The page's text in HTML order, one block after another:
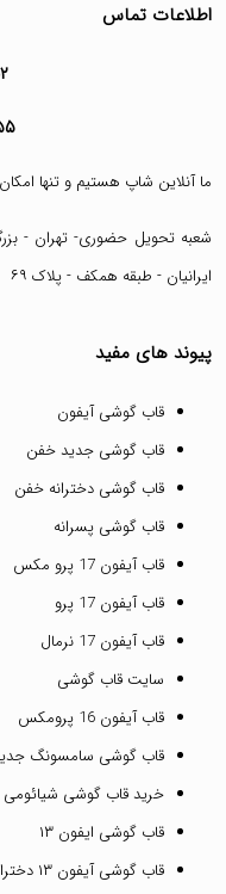
اطلاعات تماس
ما آنلاین شاپ هستیم و تنها
شعبه تحویل حضوری- تهران -
ایرانیان - طبقه همکف - پلاک ۶۹
پیوند های مفید
قاب گوشی آیفون
قاب گوشی جدید خفن
قاب گوشی دخترانه خفن
قاب گوشی پسرانه
قاب آیفون 17 پرو مکس
قاب آیفون 17 پرو
قاب آیفون 17 نرمال
سایت قاب گوشی
قاب آیفون 16 پرومکس
قاب گوشی سامسونگ
خرید قاب گوشی شیائومی
قاب گوشی ایفون ۱۳
قاب گوشی آیفون ۱۳ دخترانه